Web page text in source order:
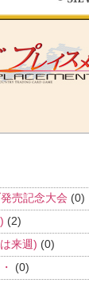
売記念大会 (0)
(2)
来週) (0)
(0)